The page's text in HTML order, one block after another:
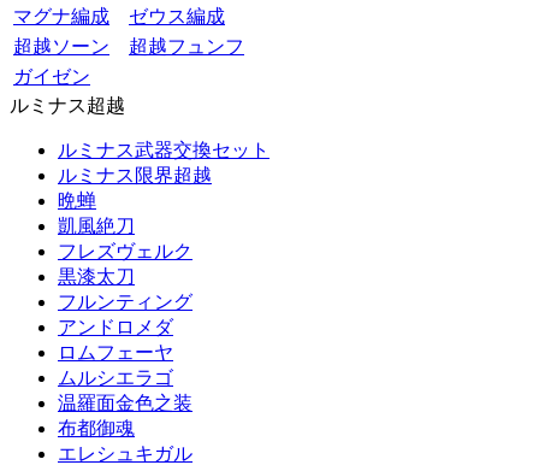
マグナ編成
ゼウス編成
超越ソーン
超越フュンフ
ガイゼン
ルミナス超越
ルミナス武器交換セット
ルミナス限界超越
晩蝉
凱風絶刀
フレズヴェルク
黒漆太刀
フルンティング
アンドロメダ
ロムフェーヤ
ムルシエラゴ
温羅面金色之装
布都御魂
エレシュキガル